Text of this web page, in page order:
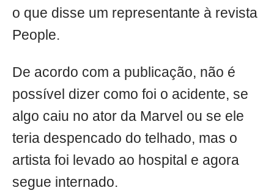
o que disse um representante à revista
People.
De acordo com a publicação, não é
possível dizer como foi o acidente, se
algo caiu no ator da Marvel ou se ele
teria despencado do telhado, mas o
artista foi levado ao hospital e agora
segue internado.